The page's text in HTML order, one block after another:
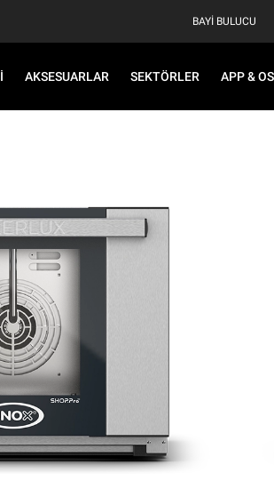
BAYI BULUCU
AKSESUARLAR SEKTÖRLER APP & OS